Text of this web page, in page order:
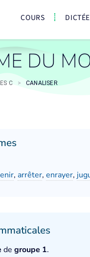
COURS
DU
C > CANALISER
, arrêter, enrayer,
de groupe 1.